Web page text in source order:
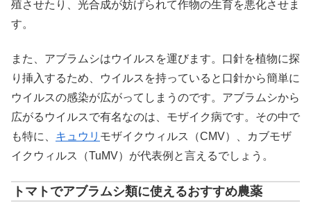
殖させたり、光合成が妨げられて作物の生育を悪化させま
す。
また、アブラムシはウイルスを運びます。口針を植物に探
り挿入するため、ウイルスを持っていると口針から簡単に
ウイルスの感染が広がってしまうのです。アブラムシから
広がるウイルスで有名なのは、モザイク病です。その中で
も特に、 キュウリ モザイクウィルス（CMV）、カブモザ
イクウィルス（TuMV）が代表例と言えるでしょう。
トマトでアブラムシ類に使えるおすすめ農薬